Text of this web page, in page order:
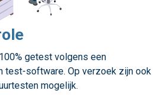
getest volgens een
test-software. Op verzoek zijn ook
mogelijk.